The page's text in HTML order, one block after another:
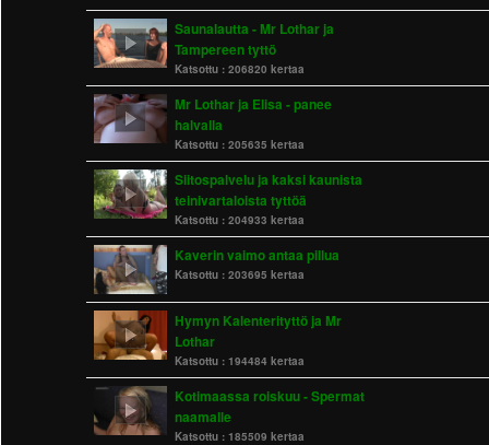
Saunalautta - Mr Lothar ja
Tampereen tyttö
Katsottu : 206820 kertaa
Mr Lothar ja Elisa - panee
halvalla
Katsottu : 205635 kertaa
Siitospalvelu ja kaksi kaunista
teinivartaloista tyttöä
Katsottu : 204933 kertaa
Kaverin vaimo antaa pillua
Katsottu : 203695 kertaa
Hymyn Kalenterityttö ja Mr
Lothar
Katsottu : 194484 kertaa
Kotimaassa roiskuu - Spermat
naamalle
Katsottu : 185509 kertaa